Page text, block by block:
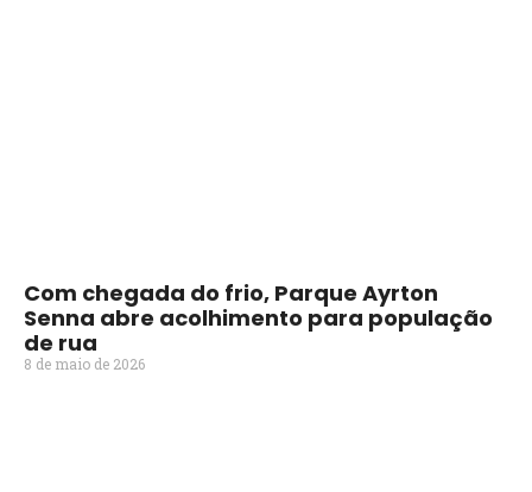
Com chegada do frio, Parque Ayrton
Senna abre acolhimento para população
de rua
8 de maio de 2026